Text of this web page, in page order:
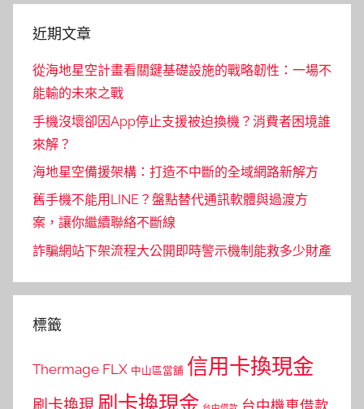
近期文章
從海地星空計畫看關鍵基礎設施的戰略韌性：一場不
能輸的未來之戰
手機沒壞卻因App停止支援被迫換機？消費者困境誰
來解？
海地星空備援架構：打造不中斷的全域網路新解方
舊手機不能用LINE？盤點替代通訊軟體與過渡方
案，讓你繼續聯絡不斷線
詐騙網站下架流程大公開即時警示機制能救多少財產
標籤
Thermage FLX 中山區當舖 信用卡換現金
刷卡換現 刷卡換現金 台中機車借款